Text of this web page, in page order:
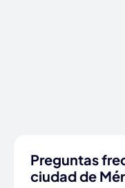
Preguntas
ciudad de